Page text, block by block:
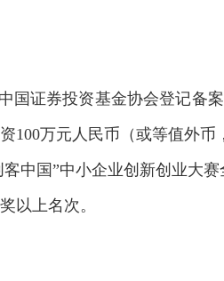
国证券投资基金协会登记备
100万元人民币（或等值外币
中国”中小企业创新创业大
以上名次。